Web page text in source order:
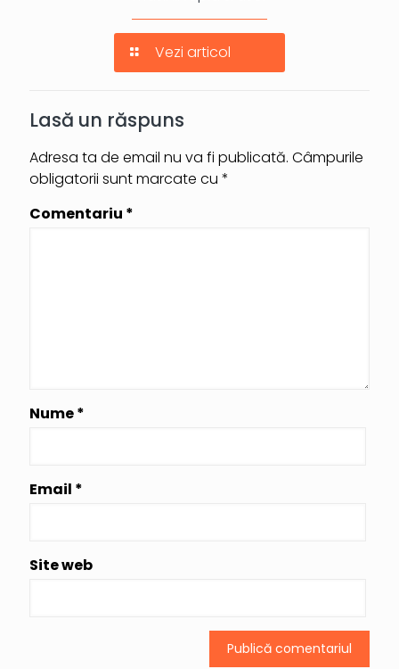
Vezi articol
Lasă un răspuns
Adresa ta de email nu va fi publicată. Câmpurile
obligatorii sunt marcate cu *
Comentariu *
Nume*
Email *
Site web